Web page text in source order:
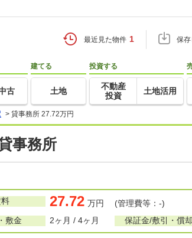
最近見た物件 1 保
古
建てる
土地
投資する
不動産
投資
土地活用
> 貸事務所 27.72万円
事務所
27.72 万円 (管理費等：-)
敷金
2ヶ月 / 4ヶ月 保証金/敷引・償却